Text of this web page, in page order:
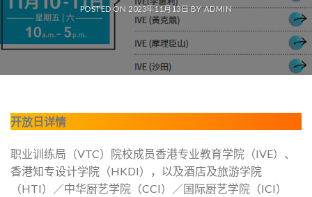
POSTED ON 2023年11月13日BYADMIN
开放日详情
职业训练局（VTC）院校成员香港专业教育学院（IVE）、
香港知专设计学院（HKDI），以及酒店及旅游学院
（HTI）／中华厨艺学院（CCI）／国际厨艺学院（ICI）